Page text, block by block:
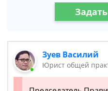
Зуев Василий
Юрист общей